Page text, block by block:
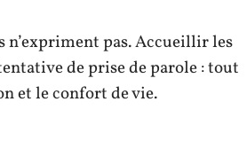
n’expriment pas. Accueillir les
de prise de parole : tout
et le confort de vie.